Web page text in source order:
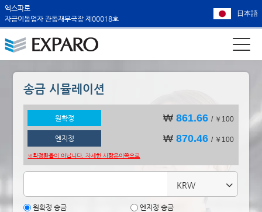
엑스파로
자금이동업자 관동재무국장 제00018호
日本語
송금 시뮬레이션
원확정 ₩861.66 / ￥100
엔지정 ₩870.46 / ￥100
※확정환율이 아닙니다. 자세한 사항은이쪽으로
KRW
원확정 송금 엔지정 송금